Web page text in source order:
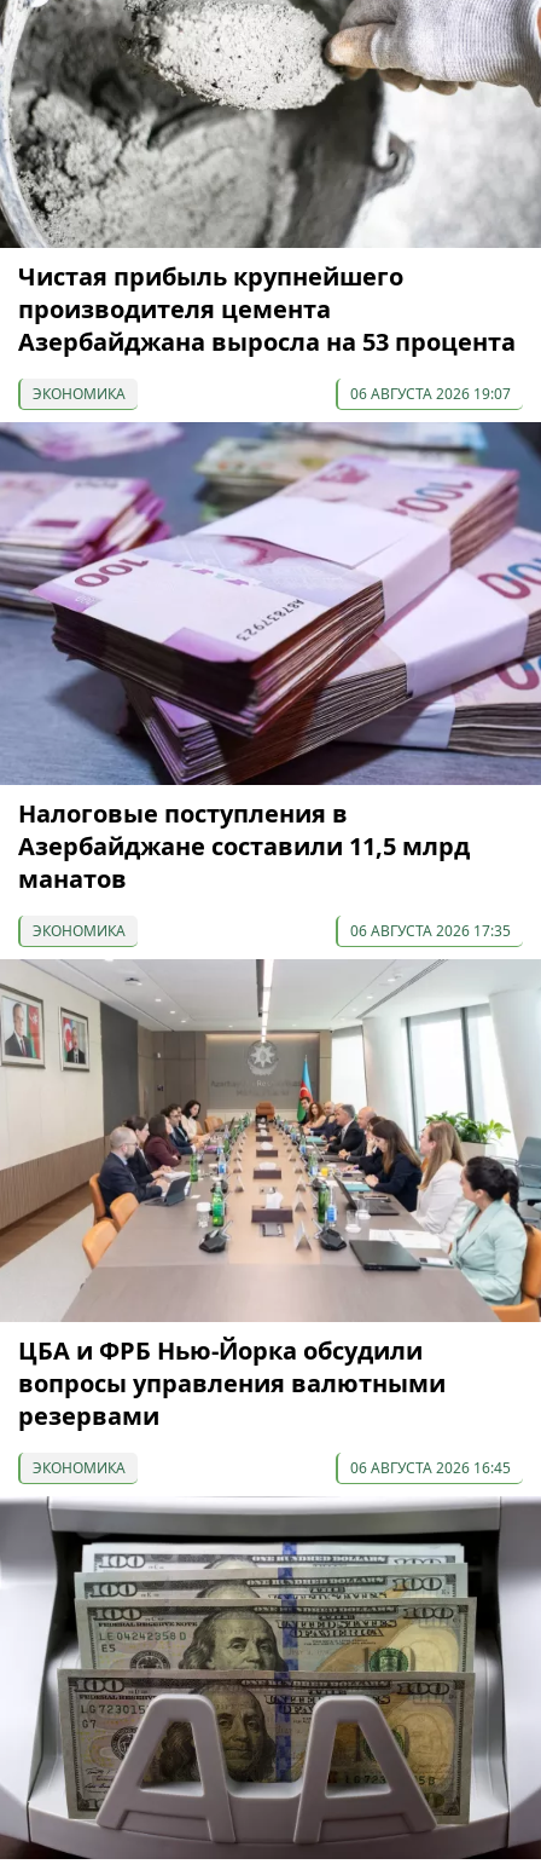
Чистая прибыль крупнейшего
производителя цемента
Азербайджана выросла на 53 процента
ЭКОНОМИКА 06 АВГУСТА 2026 19:07
Налоговые поступления в
Азербайджане составили 11,5 млрд
манатов
ЭКОНОМИКА 06 АВГУСТА 2026 17:35
ЦБА и ФРБ Нью-Йорка обсудили
вопросы управления валютными
резервами
ЭКОНОМИКА 06 АВГУСТА 2026 16:45